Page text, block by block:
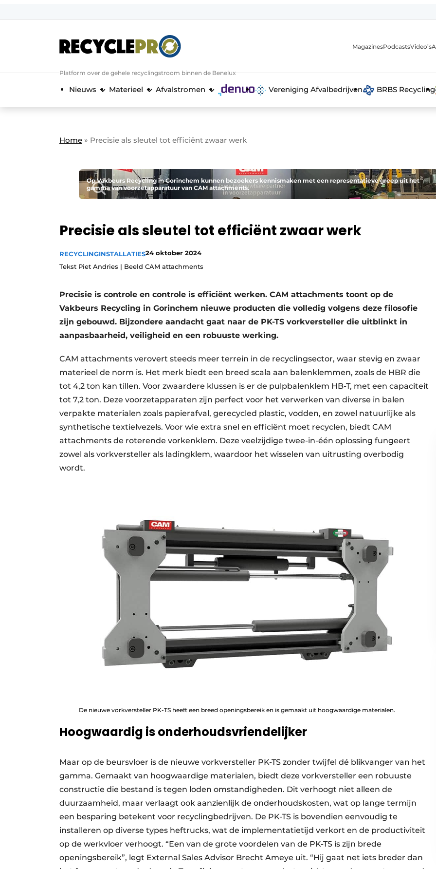
Algemene voorwaarden
Podcasts
Privacy / Cookie statement
Vacature aanmelden
Video’s
Platform over de gehele recyclingstroom binnen de Benelux
MagazinesPodcastsVideo’s
Nieuws Materieel Afvalstromen Vereniging Afvalbedrijven BRBS Recycling
Home » Precisie als sleutel tot efficiënt zwaar werk
Op Vakbeurs Recycling in Gorinchem kunnen bezoekers kennismaken met een representatieve greep uit het
gamma van voorzetapparatuur van CAM attachments.
Precisie als sleutel tot efficiënt zwaar werk
RECYCLINGINSTALLATIES24 oktober 2024
Tekst Piet Andries | Beeld CAM attachments
Precisie is controle en controle is efficiënt werken. CAM attachments toont op de
Vakbeurs Recycling in Gorinchem nieuwe producten die volledig volgens deze filosofie
zijn gebouwd. Bijzondere aandacht gaat naar de PK-TS vorkversteller die uitblinkt in
aanpasbaarheid, veiligheid en een robuuste werking.
CAM attachments verovert steeds meer terrein in de recyclingsector, waar stevig en zwaar
materieel de norm is. Het merk biedt een breed scala aan balenklemmen, zoals de HBR die
tot 4,2 ton kan tillen. Voor zwaardere klussen is er de pulpbalenklem HB-T, met een capaciteit
tot 7,2 ton. Deze voorzetapparaten zijn perfect voor het verwerken van diverse in balen
verpakte materialen zoals papierafval, gerecycled plastic, vodden, en zowel natuurlijke als
synthetische textielvezels. Voor wie extra snel en efficiënt moet recyclen, biedt CAM
attachments de roterende vorkenklem. Deze veelzijdige twee-in-één oplossing fungeert
zowel als vorkversteller als ladingklem, waardoor het wisselen van uitrusting overbodig
wordt.
De nieuwe vorkversteller PK-TS heeft een breed openingsbereik en is gemaakt uit hoogwaardige materialen.
Hoogwaardig is onderhoudsvriendelijker
Maar op de beursvloer is de nieuwe vorkversteller PK-TS zonder twijfel dé blikvanger van het
gamma. Gemaakt van hoogwaardige materialen, biedt deze vorkversteller een robuuste
constructie die bestand is tegen loden omstandigheden. Dit verhoogt niet alleen de
duurzaamheid, maar verlaagt ook aanzienlijk de onderhoudskosten, wat op lange termijn
een besparing betekent voor recyclingbedrijven. De PK-TS is bovendien eenvoudig te
installeren op diverse types heftrucks, wat de implementatietijd verkort en de productiviteit
op de werkvloer verhoogt. “Een van de grote voordelen van de PK-TS is zijn brede
openingsbereik”, legt External Sales Advisor Brecht Ameye uit. “Hij gaat net iets breder dan